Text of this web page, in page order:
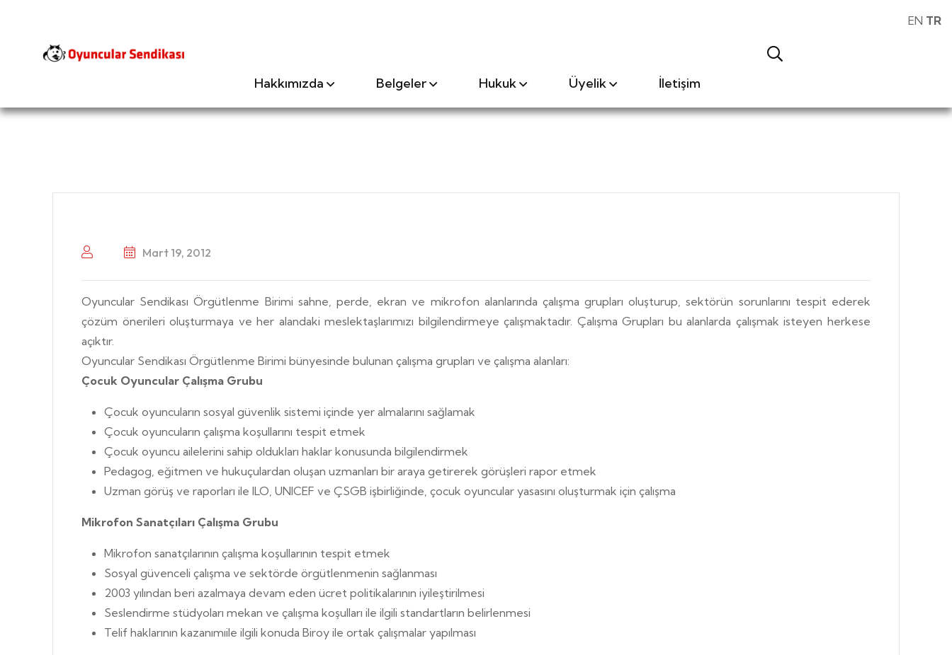
Hakkımızda Belgeler Hukuk Üyelik İletişim
Mart 19, 2012
Oyuncular Sendikası Örgütlenme Birimi sahne, perde, ekran ve mikrofon alanlarında çalışma grupları oluşturup, sektörün sorunlarını tespit ederek
çözüm önerileri oluşturmaya ve her alandaki meslektaşlarımızı bilgilendirmeye çalışmaktadır. Çalışma Grupları bu alanlarda çalışmak isteyen herkese
açıktır.
Oyuncular Sendikası Örgütlenme Birimi bünyesinde bulunan çalışma grupları ve çalışma alanları:
Çocuk Oyuncular Çalışma Grubu
Çocuk oyuncuların sosyal güvenlik sistemi içinde yer almalarını sağlamak
Çocuk oyuncuların çalışma koşullarını tespit etmek
Çocuk oyuncu ailelerini sahip oldukları haklar konusunda bilgilendirmek
Pedagog, eğitmen ve hukuçulardan oluşan uzmanları bir araya getirerek görüşleri rapor etmek
Uzman görüş ve raporları ile ILO, UNICEF ve ÇSGB işbirliğinde, çocuk oyuncular yasasını oluşturmak için çalışma
Mikrofon Sanatçıları Çalışma Grubu
Mikrofon sanatçılarının çalışma koşullarının tespit etmek
Sosyal güvenceli çalışma ve sektörde örgütlenmenin sağlanması
2003 yılından beri azalmaya devam eden ücret politikalarının iyileştirilmesi
Seslendirme stüdyoları mekan ve çalışma koşulları ile ilgili standartların belirlenmesi
Telif haklarının kazanımıile ilgili konuda Biroy ile ortak çalışmalar yapılması
EN TR